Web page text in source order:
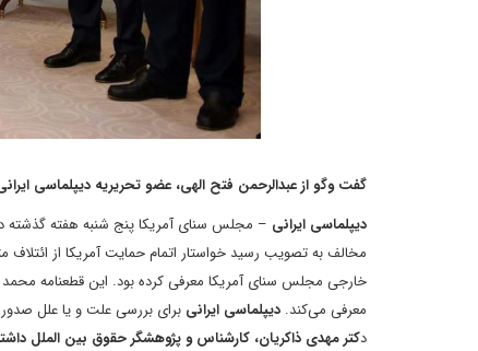
گفت وگو از عبدالرحمن فتح الهی، عضو تحریریه دیپلماسی
دیپلماسی ایرانی
مخالف به تصویب رسید خواستار اتمام حمایت آمریکا از
خارجی مجلس سنای آمریکا معرفی کرده بود. این قطعنامه
معرفی می‌کند. دیپلماسی ایرانی برای بررسی علت و یا علل صدور
دکتر مهدی ذاکریان، کارشناس و پژوهشگر حقوق بین الملل